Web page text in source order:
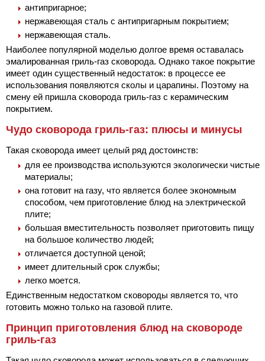
антипригарное;
нержавеющая сталь с антипригарным покрытием;
нержавеющая сталь.
Наиболее популярной моделью долгое время оставалась
эмалированная гриль-газ сковорода. Однако такое покрытие
имеет один существенный недостаток: в процессе ее
использования появляются сколы и царапины. Поэтому на
смену ей пришла сковорода гриль-газ с керамическим
покрытием.
Чудо сковорода гриль-газ: плюсы и минусы
Такая сковорода имеет целый ряд достоинств:
для ее производства используются экологически чистые
материалы;
она готовит на газу, что является более экономным
способом, чем приготовление блюд на электрической
плите;
большая вместительность позволяет приготовить пищу
на большое количество людей;
отличается доступной ценой;
имеет длительный срок службы;
легко моется.
Единственным недостатком сковороды является то, что
готовить можно только на газовой плите.
Принцип приготовления блюд на сковороде
гриль-газ